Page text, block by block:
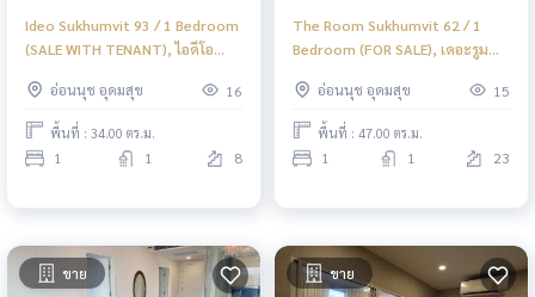
Ideo Sukhumvit 93 / 1 Bedroom
(SALE WITH TENANT), ไอดีโอ
ผู้เช่า) PYN289
อ่อนนุช อุดมสุข 16
พื้นที่ : 34.00 ตร.ม.
1 1 8
The Room Sukhumvit 62 / 1
Bedroom (FOR SALE), เดอะรูม
PYN287อ่อนนุช อุดมสุข 15
พื้นที่ : 47.00 ตร.ม.
1 1 23
ขาย ขาย